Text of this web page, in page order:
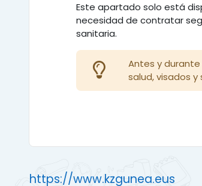
Este apartado solo está
necesidad de contratar
sanitaria.
Antes y
salud, visados y
https://www.kzgunea.eus